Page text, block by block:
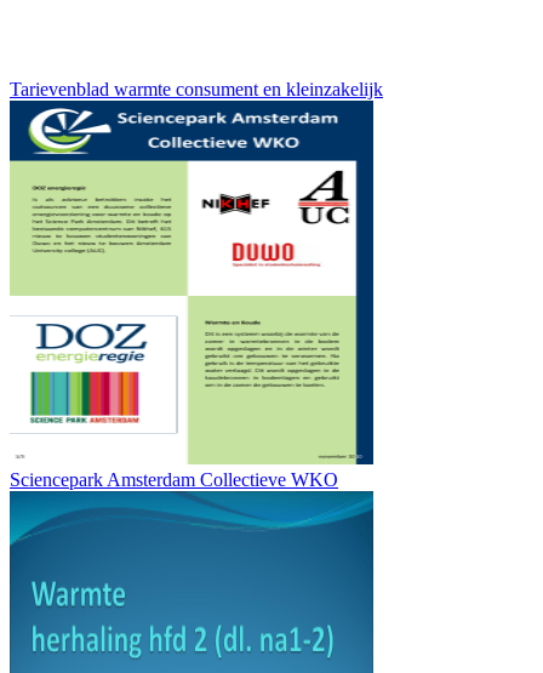
Tarievenblad warmte consument en kleinzakelijk
Sciencepark Amsterdam Collectieve WKO